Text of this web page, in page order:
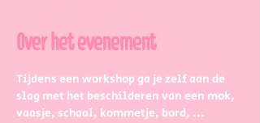
Over het evenement
Tijdens een workshop ga je zelf aan de
slag met het beschilderen van een mok,
vaasje, schaal, kommetje, bord, ...